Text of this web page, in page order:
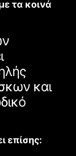
τα κοινά
και
επίσης: